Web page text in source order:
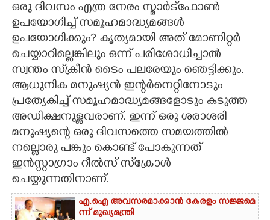
CARTOONS
LITERATURE
ZOOM
CONTACT US
ഒരു ദിവസം എത്ര നേരം സ്മാര്‍ട്‌ഫോണ്‍
ഉപയോഗിച്ച് സമൂഹമാദ്ധ്യമങ്ങള്‍
ഉപയോഗിക്കും? കൃത്യമായി അത് മോണിറ്റര്‍
ചെയ്യാറില്ലെങ്കിലും ഒന്ന് പരിശോധിച്ചാല്‍
സ്വന്തം സ്‌ക്രീന്‍ ടൈം പലരേയും ഞെട്ടിക്കും.
ആധുനിക മനുഷ്യന്‍ ഇന്റര്‍നെറ്റിനോടും
പ്രത്യേകിച്ച് സമൂഹമാദ്ധ്യമങ്ങളോടും കടുത്ത
അഡിക്ഷനുള്ളവരാണ്. ഇന്ന് ഒരു ശരാശരി
മനുഷ്യന്റെ ഒരു ദിവസത്തെ സമയത്തില്‍
നല്ലൊരു പങ്കും കൊണ്ട് പോകുന്നത്
ഇന്‍സ്റ്റാഗ്രാം റീല്‍സ് സ്‌ക്രോള്‍
ചെയ്യുന്നതിനാണ്.
എ.​ഐ​ ​അ​വ​സ​ര​മാ​ക്കാൻ കേ​ര​ളം​ ​സ​ജ്ജ​മെ​
ന്ന് ​മു​ഖ്യ​മ​ന്ത്രി